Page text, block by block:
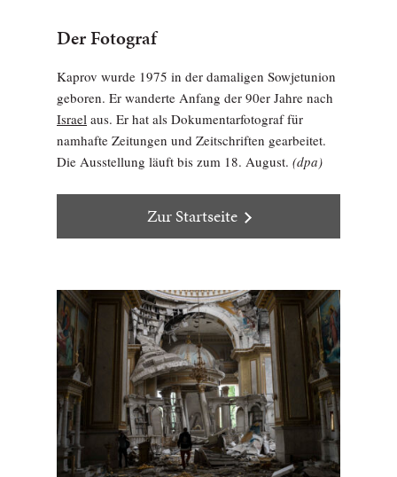
Der Fotograf
Kaprov wurde 1975 in der damaligen Sowjetunion
geboren. Er wanderte Anfang der 90er Jahre nach
Israel aus. Er hat als Dokumentarfotograf für
namhafte Zeitungen und Zeitschriften gearbeitet.
Die Ausstellung läuft bis zum 18. August. (dpa)
Zur Startseite